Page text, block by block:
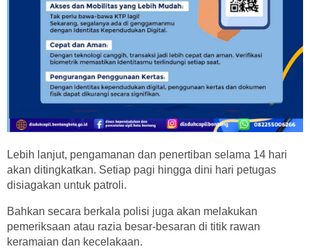
Lebih lanjut, pengamanan dan penertiban selama 14 hari
akan ditingkatkan. Setiap pagi hingga dini hari petugas
disiagakan untuk patroli.
Bahkan secara berkala polisi juga akan melakukan
pemeriksaan atau razia besar-besaran di titik rawan
keramaian dan kecelakaan.